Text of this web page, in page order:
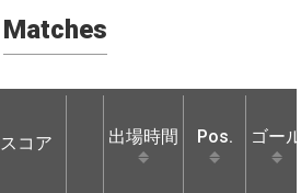
Matches
スコア 出場時間 Pos. ゴー